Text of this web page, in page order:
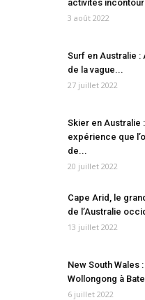
activités
3 août 2022
Surf en Australie :
de la vague...
27 juillet 2022
Skier en Australie
expérience que
de...
20 juillet 2022
Cape Arid, le
de l’Australie
13 juillet 2022
New South Wales
Wollongong à
6 juillet 2022